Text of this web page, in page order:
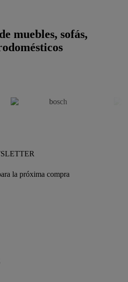
muebles, sofás,
la próxima compra